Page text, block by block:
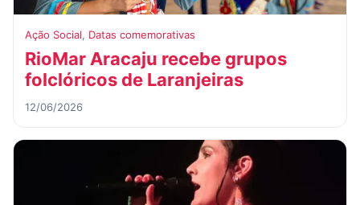
Ação Social, Datas comemorativas
RioMar Aracaju recebe grupos
folclóricos de Laranjeiras
12/06/2026